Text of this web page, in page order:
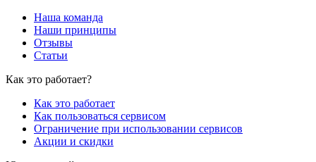
Наша команда
Наши принципы
Отзывы
Статьи
Как это работает?
Как это работает
Как пользоваться сервисом
Ограничение при использовании сервисов
Акции и скидки